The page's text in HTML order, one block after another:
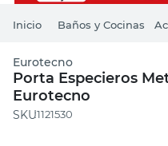
Baños y Cocinas
Eurotecno
Porta Especieros
Eurotecno
:1121530
escritorio
puertas
placard